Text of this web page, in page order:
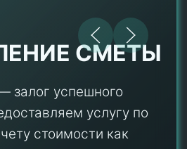
СМЕТЫ
залог успешного
услугу по
стоимости как